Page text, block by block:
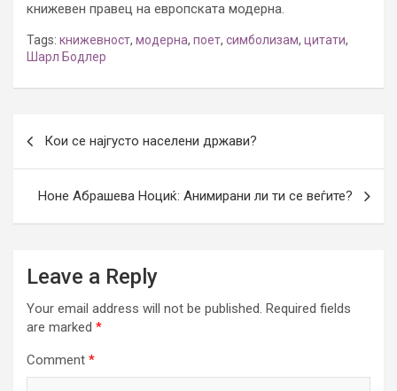
книжевен правец на европската модерна.
Tags: книжевност, модерна, поет, симболизам, цитати,
Шарл Бодлер
navigation
Кои се најгусто населени држави?
Ноне Абрашева Ноциќ: Анимирани ли ти се веѓите?
Leave a Reply
Your email address will not be published. Required fields
are marked *
Comment *